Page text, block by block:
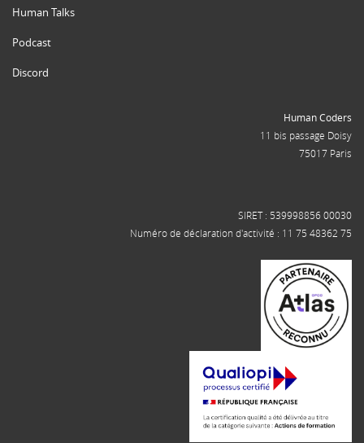
Human Talks
Podcast
Discord
Human Coders
11 bis passage Doisy
75017 Paris
SIRET : 539998856 00030
Numéro de déclaration d'activité : 11 75 48362 75